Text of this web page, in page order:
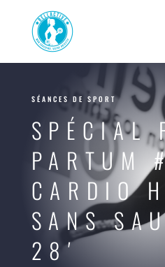
SÉANCES DE SPORT
SPÉCIAL
PARTUM
CARDIO
SANS
28′